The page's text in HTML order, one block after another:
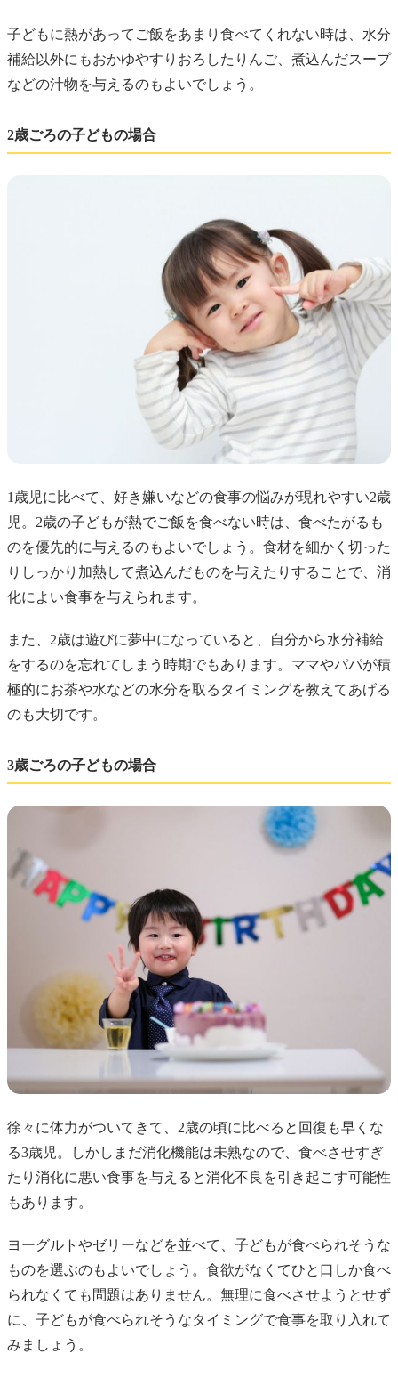
子どもに熱があってご飯をあまり食べてくれない時は、水分
補給以外にもおかゆやすりおろしたりんご、煮込んだスープ
などの汁物を与えるのもよいでしょう。
2歳ごろの子どもの場合
1歳児に比べて、好き嫌いなどの食事の悩みが現れやすい2歳
児。2歳の子どもが熱でご飯を食べない時は、食べたがるも
のを優先的に与えるのもよいでしょう。食材を細かく切った
りしっかり加熱して煮込んだものを与えたりすることで、消
化によい食事を与えられます。
また、2歳は遊びに夢中になっていると、自分から水分補給
をするのを忘れてしまう時期でもあります。ママやパパが積
極的にお茶や水などの水分を取るタイミングを教えてあげる
のも大切です。
3歳ごろの子どもの場合
徐々に体力がついてきて、2歳の頃に比べると回復も早くな
る3歳児。しかしまだ消化機能は未熟なので、食べさせすぎ
たり消化に悪い食事を与えると消化不良を引き起こす可能性
もあります。
ヨーグルトやゼリーなどを並べて、子どもが食べられそうな
ものを選ぶのもよいでしょう。食欲がなくてひと口しか食べ
られなくても問題はありません。無理に食べさせようとせず
に、子どもが食べられそうなタイミングで食事を取り入れて
みましょう。